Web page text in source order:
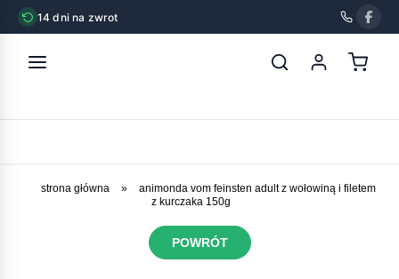
14 dni na zwrot
strona główna »
animonda vom feinsten adult z wołowiną i filetem
z kurczaka 150g
POWRÓT